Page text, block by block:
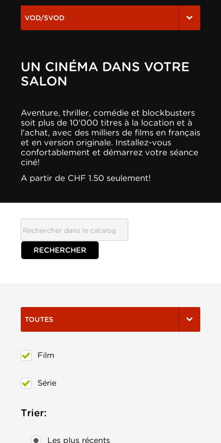
VOD/SVOD
UN CINÉMA DANS VOTRE
SALON
Aventure, thriller, comédie et blockbusters
soit plus de 10'000 titres à la location et à
l'achat, avec des milliers de films en français
et en version originale. Installez-vous
confortablement et démarrez votre séance
ciné!
A partir de CHF 1.50 seulement!
TOUTES
Film
Série
Trier:
Les plus récents